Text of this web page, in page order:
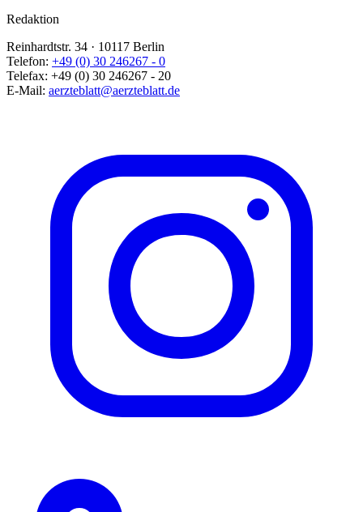
Redaktion
Reinhardtstr. 34 · 10117 Berlin
Telefon: +49 (0) 30 246267 - 0
Telefax: +49 (0) 30 246267 - 20
E-Mail: aerzteblatt@aerzteblatt.de